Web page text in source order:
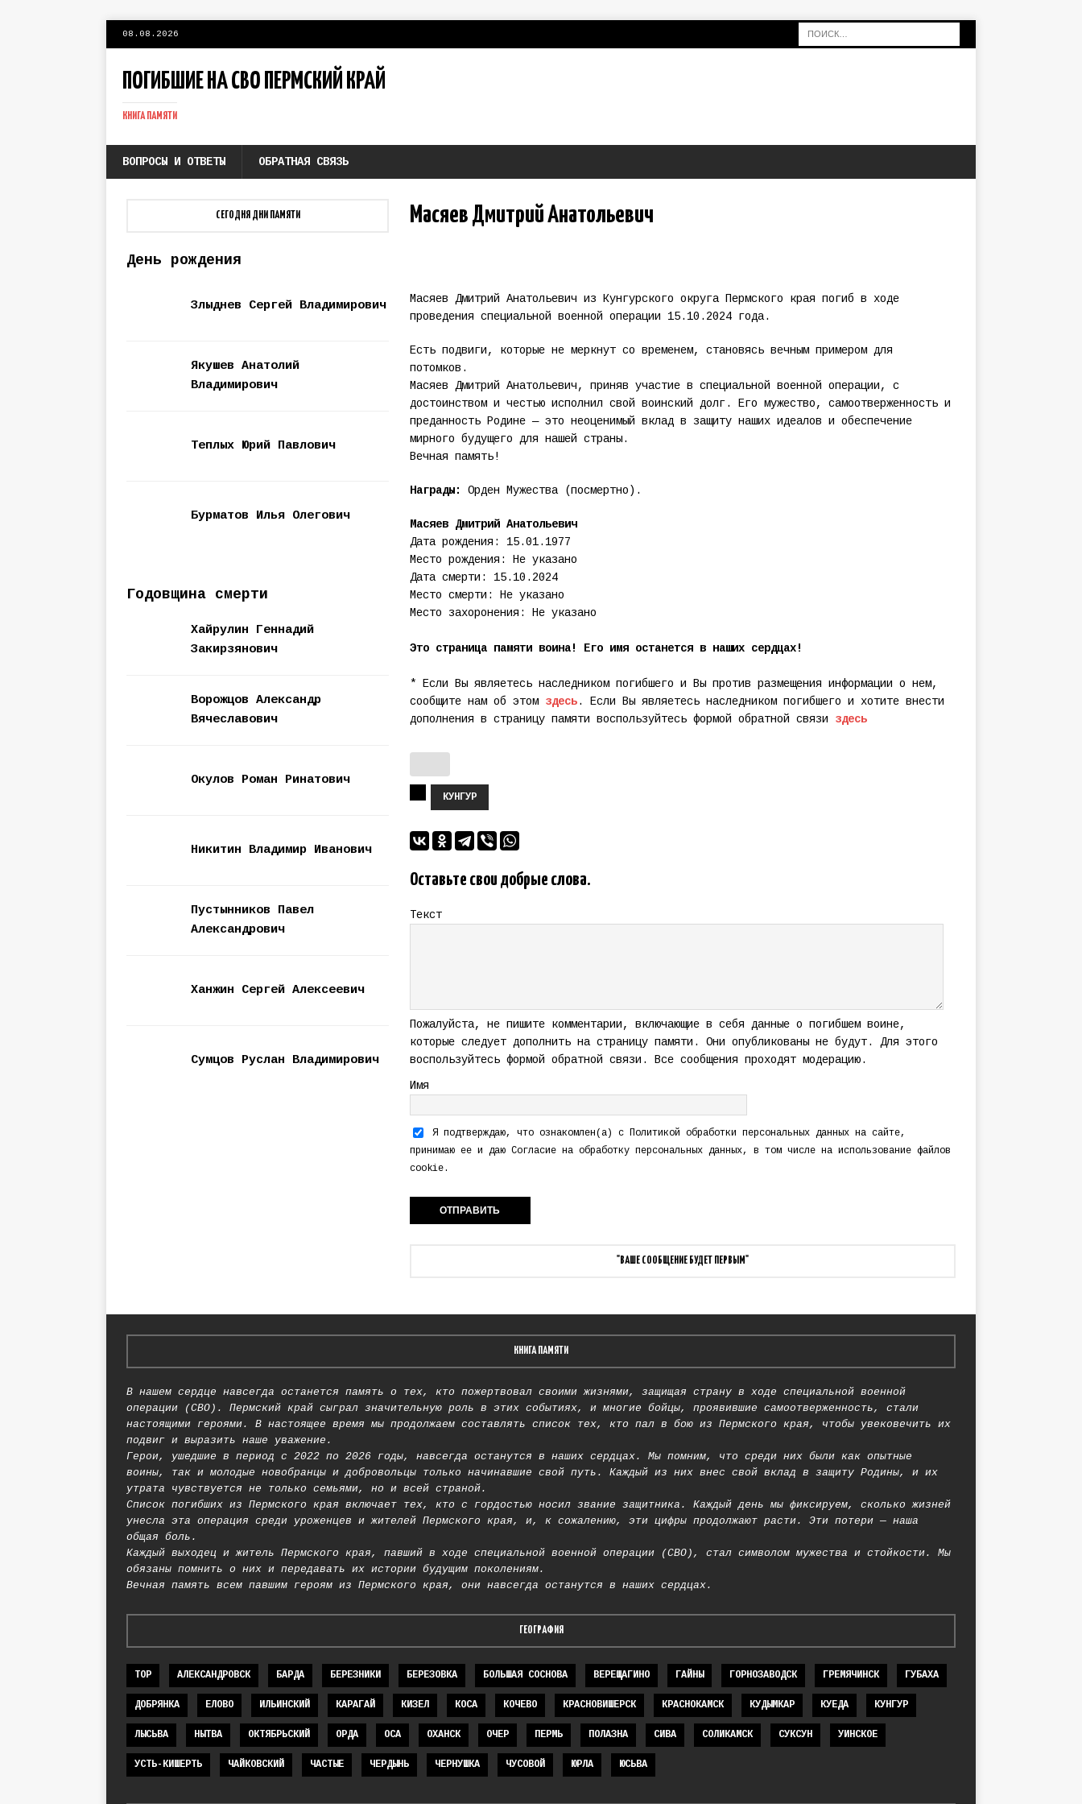
08.08.2026
ПОГИБШИЕ НА СВО ПЕРМСКИЙ КРАЙ
КНИГА ПАМЯТИ
ВОПРОСЫ И ОТВЕТЫ ОБРАТНАЯ СВЯЗЬ
Масяев Дмитрий Анатольевич
Масяев Дмитрий Анатольевич из Кунгурского округа Пермского края погиб в ходе
проведения специальной военной операции 15.10.2024 года.
Есть подвиги, которые не меркнут со временем, становясь вечным примером для
потомков.
Масяев Дмитрий Анатольевич, приняв участие в специальной военной операции, с
достоинством и честью исполнил свой воинский долг. Его мужество, самоотверженность и
преданность Родине — это неоценимый вклад в защиту наших идеалов и обеспечение
мирного будущего для нашей страны.
Вечная память!
Награды: Орден Мужества (посмертно).
Масяев Дмитрий Анатольевич
Дата рождения: 15.01.1977
Место рождения: Не указано
Дата смерти: 15.10.2024
Место смерти: Не указано
Место захоронения: Не указано
Это страница памяти воина! Его имя останется в наших сердцах!
* Если Вы являетесь наследником погибшего и Вы против размещения информации о нем,
сообщите нам об этом здесь. Если Вы являетесь наследником погибшего и хотите внести
дополнения в страницу памяти воспользуйтесь формой обратной связи здесь
КУНГУР
Оставьте свои добрые слова.
Текст
Пожалуйста, не пишите комментарии, включающие в себя данные о погибшем воине,
которые следует дополнить на страницу памяти. Они опубликованы не будут. Для этого
воспользуйтесь формой обратной связи. Все сообщения проходят модерацию.
Имя
Я подтверждаю, что ознакомлен(а) с Политикой обработки персональных данныхна сайте,
принимаю ее и даю Согласие на обработку персональных данных, в том числе на использование файлов
cookie.
"ВАШЕ СООБЩЕНИЕ БУДЕТ ПЕРВЫМ"
СЕГОДНЯ ДНИ ПАМЯТИ
День рождения
Злыднев Сергей Владимирович
Якушев Анатолий
Владимирович
Теплых Юрий Павлович
Бурматов Илья Олегович
Годовщина смерти
Хайрулин Геннадий
Закирзянович
Ворожцов Александр
Вячеславович
Окулов Роман Ринатович
Никитин Владимир Иванович
Пустынников Павел
Александрович
Ханжин Сергей Алексеевич
Сумцов Руслан Владимирович
КНИГА ПАМЯТИ
В нашем сердце навсегда останется память о тех, кто пожертвовал своими жизнями, защищая страну в ходе специальной военной
операции (СВО). Пермский край сыграл значительную роль в этих событиях, и многие бойцы, проявившие самоотверженность, стали
настоящими героями. В настоящее время мы продолжаем составлять список тех, кто пал в бою из Пермского края, чтобы увековечить их
подвиг и выразить наше уважение.
Герои, ушедшие в период с 2022 по 2026 годы, навсегда останутся в наших сердцах. Мы помним, что среди них были как опытные
воины, так и молодые новобранцы и добровольцы только начинавшие свой путь. Каждый из них внес свой вклад в защиту Родины, и их
утрата чувствуется не только семьями, но и всей страной.
Список погибших из Пермского края включает тех, кто с гордостью носил звание защитника. Каждый день мы фиксируем, сколько жизней
унесла эта операция среди уроженцев и жителей Пермского края, и, к сожалению, эти цифры продолжают расти. Эти потери — наша
общая боль.
Каждый выходец и житель Пермского края, павший в ходе специальной военной операции (СВО), стал символом мужества и стойкости. Мы
обязаны помнить о них и передавать их истории будущим поколениям.
Вечная память всем павшим героям из Пермского края, они навсегда останутся в наших сердцах.
ГЕОГРАФИЯ
TOP АЛЕКСАНДРОВСК БАРДА БЕРЕЗНИКИ БЕРЕЗОВКА БОЛЬШАЯ СОСНОВА ВЕРЕЩАГИНО ГАЙНЫ ГОРНОЗАВОДСК ГРЕМЯЧИНСК ГУБАХА
ДОБРЯНКА ЕЛОВО ИЛЬИНСКИЙ КАРАГАЙ КИЗЕЛ КОСА КОЧЕВО КРАСНОВИШЕРСК КРАСНОКАМСК КУДЫМКАР КУЕДА КУНГУР
ЛЫСЬВА НЫТВА ОКТЯБРЬСКИЙ ОРДА ОСА ОХАНСК ОЧЕР ПЕРМЬ ПОЛАЗНА СИВА СОЛИКАМСК СУКСУН УИНСКОЕ
УСТЬ-КИШЕРТЬ ЧАЙКОВСКИЙ ЧАСТЫЕ ЧЕРДЫНЬ ЧЕРНУШКА ЧУСОВОЙ ЮРЛА ЮСЬВА